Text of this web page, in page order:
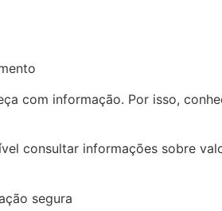
com informação. Por isso,
consultar informações sobre